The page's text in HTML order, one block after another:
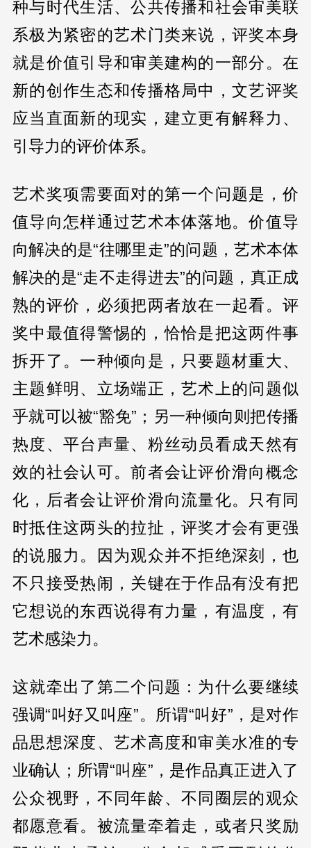
种与时代生活、公共传播和社会审美联
系极为紧密的艺术门类来说，评奖本身
就是价值引导和审美建构的一部分。在
新的创作生态和传播格局中，文艺评奖
应当直面新的现实，建立更有解释力、
引导力的评价体系。
艺术奖项需要面对的第一个问题是，价
值导向怎样通过艺术本体落地。价值导
向解决的是“往哪里走”的问题，艺术本体
解决的是“走不走得进去”的问题，真正成
熟的评价，必须把两者放在一起看。评
奖中最值得警惕的，恰恰是把这两件事
拆开了。一种倾向是，只要题材重大、
主题鲜明、立场端正，艺术上的问题似
乎就可以被“豁免”；另一种倾向则把传播
热度、平台声量、粉丝动员看成天然有
效的社会认可。前者会让评价滑向概念
化，后者会让评价滑向流量化。只有同
时抵住这两头的拉扯，评奖才会有更强
的说服力。因为观众并不拒绝深刻，也
不只接受热闹，关键在于作品有没有把
它想说的东西说得有力量，有温度，有
艺术感染力。
这就牵出了第二个问题：为什么要继续
强调“叫好又叫座”。所谓“叫好”，是对作
品思想深度、艺术高度和审美水准的专
业确认；所谓“叫座”，是作品真正进入了
公众视野，不同年龄、不同圈层的观众
都愿意看。被流量牵着走，或者只奖励